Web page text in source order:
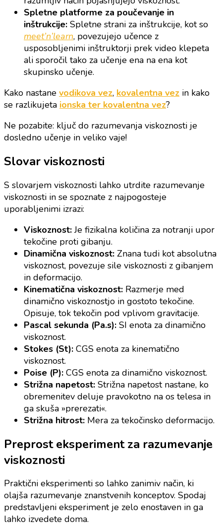
Spletne platforme za poučevanje in
inštrukcije: Spletne strani za inštrukcije, kot so
meet’n’learn, povezujejo učence z
usposobljenimi inštruktorji prek video klepeta
ali sporočil tako za učenje ena na ena kot
skupinsko učenje.
Kako nastane vodikova vez, kovalentna vez in kako
se razlikujeta ionska ter kovalentna vez?
Ne pozabite: ključ do razumevanja viskoznosti je
dosledno učenje in veliko vaje!
Slovar viskoznosti
S slovarjem viskoznosti lahko utrdite razumevanje
viskoznosti in se spoznate z najpogosteje
uporabljenimi izrazi:
Viskoznost:Je fizikalna količina za notranji upor
tekočine proti gibanju.
Dinamična viskoznost: Znana tudi kot absolutna
viskoznost, povezuje sile viskoznosti z gibanjem
in deformacijo.
Kinematična viskoznost: Razmerje med
dinamično viskoznostjo in gostoto tekočine.
Opisuje, tok tekočin pod vplivom gravitacije.
Pascal sekunda (Pa.s): SI enota za dinamično
viskoznost.
Stokes (St): CGS enota za kinematično
viskoznost.
Poise (P): CGS enota za dinamično viskoznost.
Strižna napetost: Strižna napetost nastane, ko
obremenitev deluje pravokotno na os telesa in
ga skuša »prerezati«.
Strižna hitrost: Mera za tekočinsko deformacijo.
Preprost eksperiment za razumevanje
viskoznosti
Praktični eksperimenti so lahko zanimiv način, ki
olajša razumevanje znanstvenih konceptov. Spodaj
predstavljeni eksperiment je zelo enostaven in ga
lahko izvedete doma.